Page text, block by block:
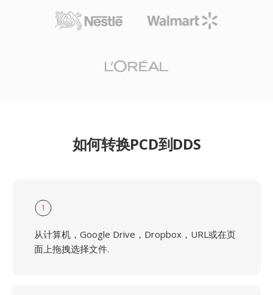
如何转换PCD到DDS
1
从计算机，Google Drive，Dropbox，URL或在页
面上拖拽选择文件.